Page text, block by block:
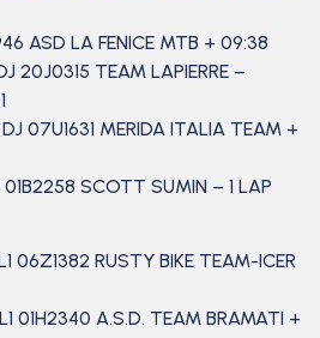
ASD LA FENICE MTB + 09:38
20J0315 TEAM LAPIERRE –
07U1631 MERIDA ITALIA TEAM +
01B2258 SCOTT SUMIN – 1 LAP
06Z1382 RUSTY BIKE TEAM-ICER
01H2340 A.S.D. TEAM BRAMATI +